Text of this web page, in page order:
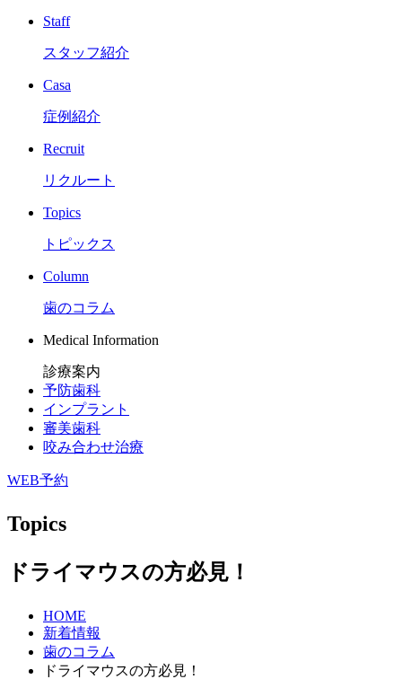
Staff
スタッフ紹介
Casa
症例紹介
Recruit
リクルート
Topics
トピックス
Column
歯のコラム
Medical Information
診療案内
予防歯科
インプラント
審美歯科
咬み合わせ治療
WEB予約
Topics
ドライマウスの方必見！
HOME
新着情報
歯のコラム
ドライマウスの方必見！